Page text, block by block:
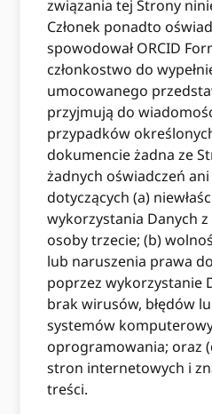
związania tej Strony
Członek ponadto
spowodował ORCID
członkostwo do
umocowanego
przyjmują do
przypadków
dokumencie żadna ze
żadnych oświadczeń
dotyczących (a)
wykorzystania Danych
osoby trzecie; (b)
lub naruszenia prawa
poprzez wykorzystanie
brak wirusów, błędów
systemów
oprogramowania; oraz
stron internetowych i
treści.